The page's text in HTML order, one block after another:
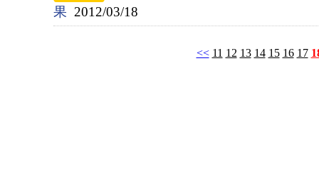
果 2012/03/18
<< 11 12 13 14 15 16 17